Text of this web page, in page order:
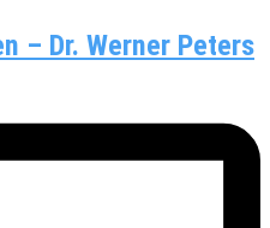
– Dr. Werner Peters